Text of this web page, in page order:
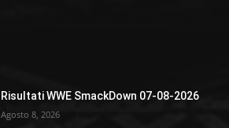
Risultati WWE SmackDown 07-08-2026
Agosto 8, 2026